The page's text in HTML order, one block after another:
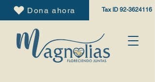
Dona ahora Tax ID 92-3624116